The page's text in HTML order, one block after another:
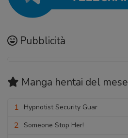
Pubblicità
Manga hentai del mese
1 Hypnotist Security Guar
2 Someone Stop Her!